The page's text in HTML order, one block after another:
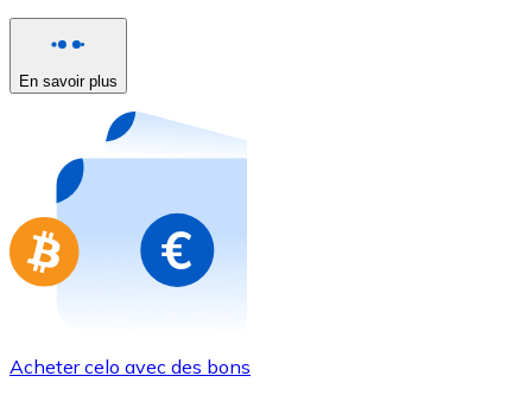
Acheter avec carte
Nouveau
Achetez des cartes-cadeaux de vos marques
Aller à la boutique de cartes-cadeaux
En savoir plus
Acheter celo avec des bons